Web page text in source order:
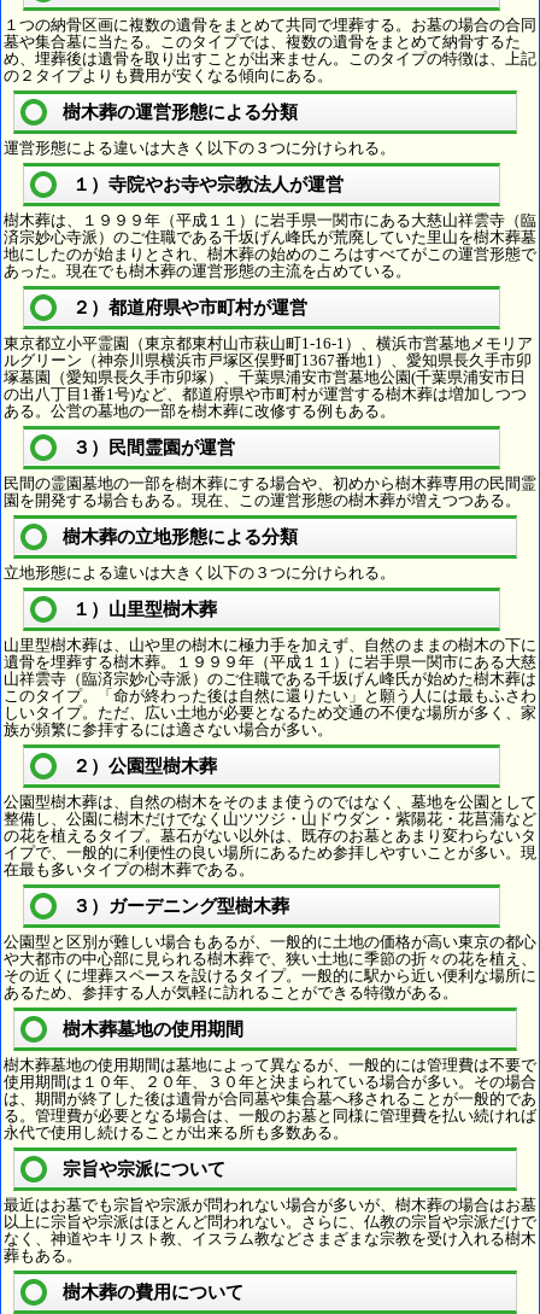
１つの納骨区画に複数の遺骨をまとめて共同で埋葬する。お墓の場合の合同
墓や集合墓に当たる。このタイプでは、複数の遺骨をまとめて納骨するた
め、埋葬後は遺骨を取り出すことが出来ません。このタイプの特徴は、上記
の２タイプよりも費用が安くなる傾向にある。
樹木葬の運営形態による分類
運営形態による違いは大きく以下の３つに分けられる。
１）寺院やお寺や宗教法人が運営
樹木葬は、１９９９年（平成１１）に岩手県一関市にある大慈山祥雲寺（臨
済宗妙心寺派）のご住職である千坂げん峰氏が荒廃していた里山を樹木葬墓
地にしたのが始まりとされ、樹木葬の始めのころはすべてがこの運営形態で
あった。現在でも樹木葬の運営形態の主流を占めている。
２）都道府県や市町村が運営
東京都立小平霊園（東京都東村山市萩山町1-16-1）、横浜市営墓地メモリア
ルグリーン（神奈川県横浜市戸塚区俣野町1367番地1）、愛知県長久手市卯
塚墓園（愛知県長久手市卯塚）、千葉県浦安市営墓地公園(千葉県浦安市日
の出八丁目1番1号)など、都道府県や市町村が運営する樹木葬は増加しつつ
ある。公営の墓地の一部を樹木葬に改修する例もある。
３）民間霊園が運営
民間の霊園墓地の一部を樹木葬にする場合や、初めから樹木葬専用の民間霊
園を開発する場合もある。現在、この運営形態の樹木葬が増えつつある。
樹木葬の立地形態による分類
立地形態による違いは大きく以下の３つに分けられる。
１）山里型樹木葬
山里型樹木葬は、山や里の樹木に極力手を加えず、自然のままの樹木の下に
遺骨を埋葬する樹木葬。１９９９年（平成１１）に岩手県一関市にある大慈
山祥雲寺（臨済宗妙心寺派）のご住職である千坂げん峰氏が始めた樹木葬は
このタイプ。「命が終わった後は自然に還りたい」と願う人には最もふさわ
しいタイプ。ただ、広い土地が必要となるため交通の不便な場所が多く、家
族が頻繁に参拝するには適さない場合が多い。
２）公園型樹木葬
公園型樹木葬は、自然の樹木をそのまま使うのではなく、墓地を公園として
整備し、公園に樹木だけでなく山ツツジ・山ドウダン・紫陽花・花菖蒲など
の花を植えるタイプ。墓石がない以外は、既存のお墓とあまり変わらないタ
イプで、一般的に利便性の良い場所にあるため参拝しやすいことが多い。現
在最も多いタイプの樹木葬である。
３）ガーデニング型樹木葬
公園型と区別が難しい場合もあるが、一般的に土地の価格が高い東京の都心
や大都市の中心部に見られる樹木葬で、狭い土地に季節の折々の花を植え、
その近くに埋葬スペースを設けるタイプ。一般的に駅から近い便利な場所に
あるため、参拝する人が気軽に訪れることができる特徴がある。
樹木葬墓地の使用期間
樹木葬墓地の使用期間は墓地によって異なるが、一般的には管理費は不要で
使用期間は１０年、２０年、３０年と決まられている場合が多い。その場合
は、期間が終了した後は遺骨が合同墓や集合墓へ移されることが一般的であ
る。管理費が必要となる場合は、一般のお墓と同様に管理費を払い続ければ
永代で使用し続けることが出来る所も多数ある。
宗旨や宗派について
最近はお墓でも宗旨や宗派が問われない場合が多いが、樹木葬の場合はお墓
以上に宗旨や宗派はほとんど問われない。さらに、仏教の宗旨や宗派だけで
なく、神道やキリスト教、イスラム教などさまざまな宗教を受け入れる樹木
葬もある。
樹木葬の費用について